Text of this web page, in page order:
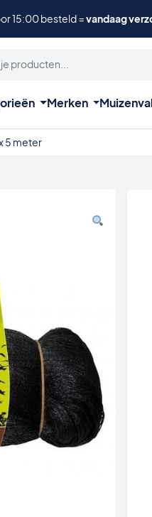
15:00 besteld =vandaag
Merken
5 meter